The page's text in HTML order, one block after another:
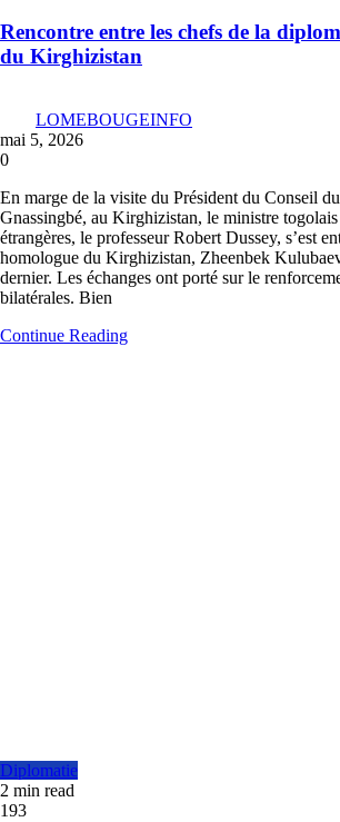
Rencontre entre les chefs de la
du Kirghizistan
LOMEBOUGEINFO
mai 5, 2026
0
En marge de la visite du Président du Conseil
Gnassingbé, au Kirghizistan, le ministre
étrangères, le professeur Robert Dussey, s’est
homologue du Kirghizistan, Zheenbek
dernier. Les échanges ont porté sur le
bilatérales. Bien
Continue Reading
Diplomatie
2 min read
193